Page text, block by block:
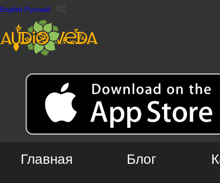
English Русский
Главная Блог